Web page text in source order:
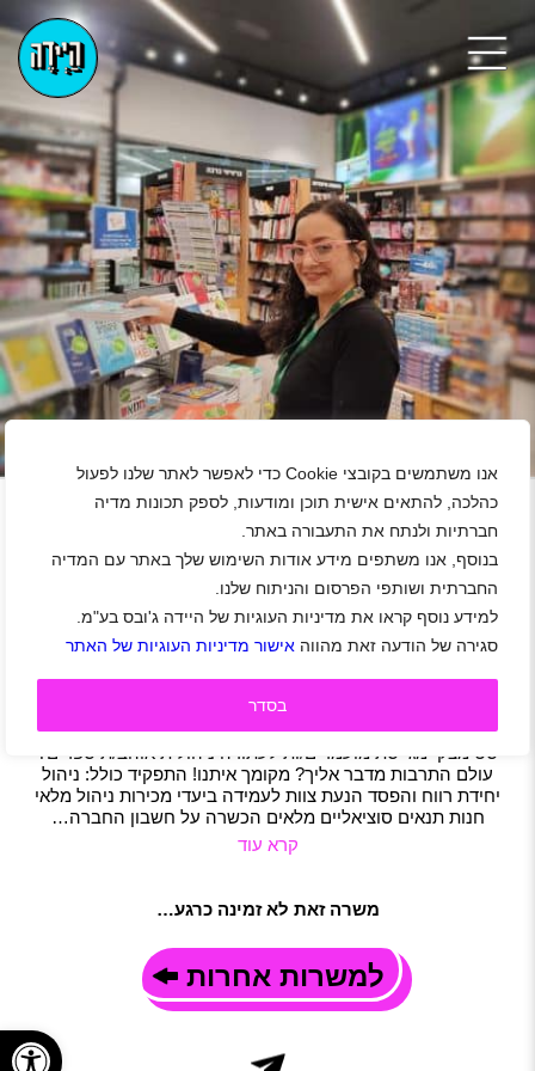
אנו משתמשים בקובצי Cookie כדי לאפשר לאתר שלנו לפעול
כהלכה, להתאים אישית תוכן ומודעות, לספק תכונות מדיה
חברתיות ולנתח את התעבורה באתר.
בנוסף, אנו משתפים מידע אודות השימוש שלך באתר עם המדיה
החברתית ושותפי הפרסום והניתוח שלנו.
למידע נוסף קראו את מדיניות העוגיות של היידה ג'ובס בע"מ.
סגירה של הודעה זאת מהווה אישור מדיניות העוגיות של האתר
בסדר
+
לרשת הספרים המובילה בישראל דרושים/ות
מנהלים/ות למגוון חנויות ברחבי הארץ
אילת|באר יעקב|ירושלים|כפר סבא|מודיעין|פתח תקווה
רמת גן| תל אביב-יפו|רחובות| רעננה| אזור יהודה ושומרון
משמרות
תיאור משרה
אנשי/נשות ספר? בואו לעבוד איתנו! תנאים מעולים ושכר מתגמל!
סטימצקי מגייסת מועמדים/ות לעתודה ניהולית אוהב/ת ספרים?
עולם התרבות מדבר אליך? מקומך איתנו! התפקיד כולל: ניהול
יחידת רווח והפסד הנעת צוות לעמידה ביעדי מכירות ניהול מלאי
חנות תנאים סוציאליים מלאים הכשרה על חשבון החברה…
קרא עוד
משרה זאת לא זמינה כרגע…
למשרות אחרות